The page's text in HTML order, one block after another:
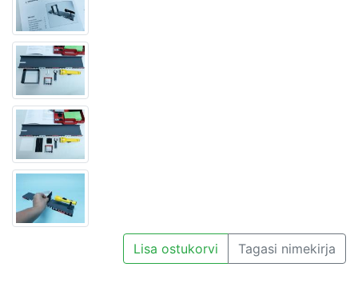
Lisa ostukorvi Tagasi nimekirja